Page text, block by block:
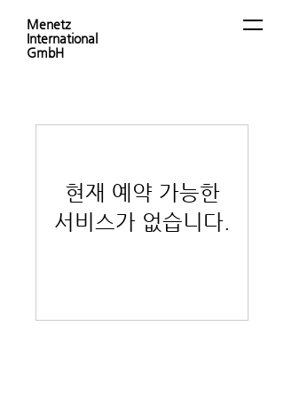
Menetz
International
GmbH
현재 예약 가능한
서비스가 없습니다.